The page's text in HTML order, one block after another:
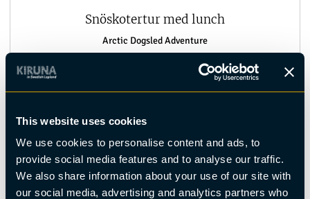
This website uses cookies
We use cookies to personalise content and ads, to
provide social media features and to analyse our traffic.
We also share information about your use of our site with
our social media, advertising and analytics partners who
Snöskotertur med lunch
Arctic Dogsled Adventure
+46 (0)70 567 01 45
teamasanilsson@gmail.com
Boka